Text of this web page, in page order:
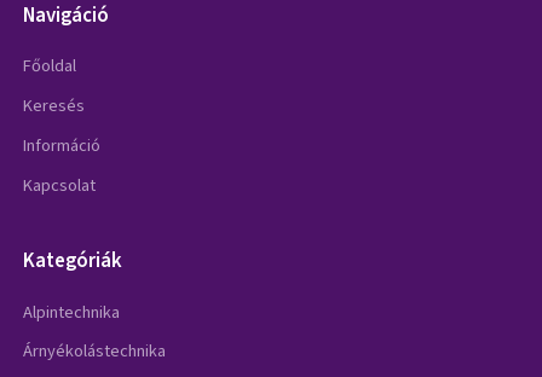
Navigáció
Főoldal
Keresés
Információ
Kapcsolat
Kategóriák
Alpintechnika
Árnyékolástechnika